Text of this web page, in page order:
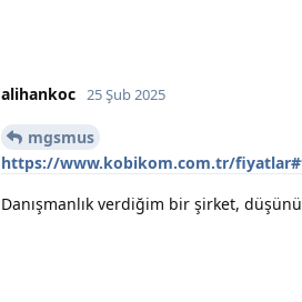
alihankoc 25 Şub 2025
mgsmus
https://www.kobikom.com.tr/
Danışmanlık verdiğim bir şirket,